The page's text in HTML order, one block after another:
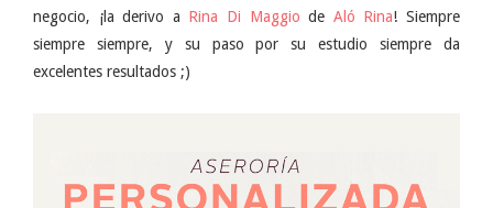
negocio, ¡la derivo a Rina Di Maggio de Aló Rina! Siempre
siempre siempre, y su paso por su estudio siempre da
excelentes resultados ;)